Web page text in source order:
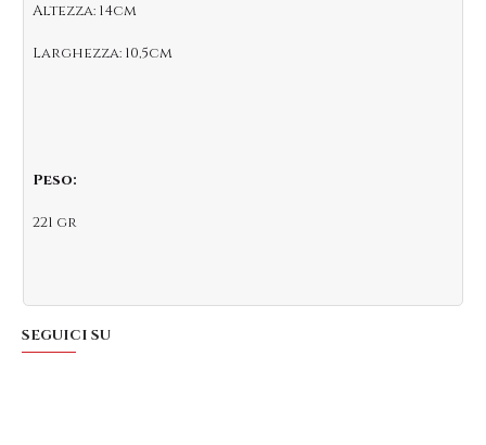
Altezza: 14cm
Larghezza: 10,5cm
Peso:
221 gr
SEGUICI SU